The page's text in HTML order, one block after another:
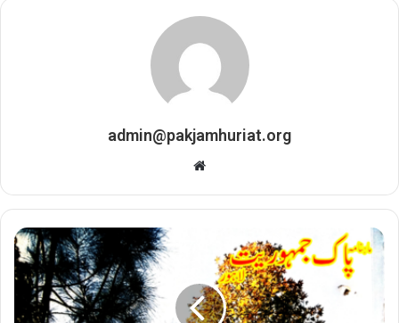
admin@pakjamhuriat.org
Website